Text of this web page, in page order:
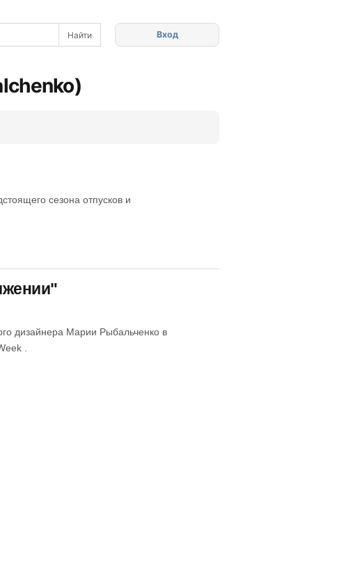
Вход
сезона отпусков и
дизайнера Марии Рыбальченко в
.